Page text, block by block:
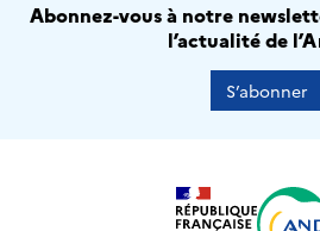
Abonnez-vous à notre
l’actualité de
S’abonner